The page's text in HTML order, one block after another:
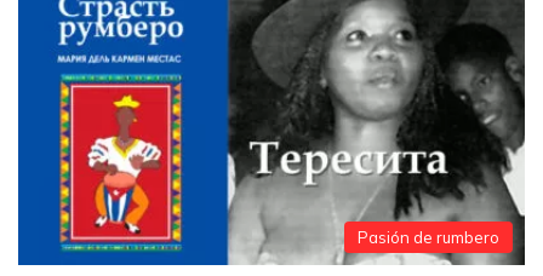
Pasión de rumbero